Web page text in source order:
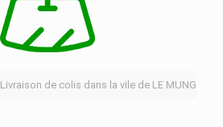
Livraison de colis dans la vile de LE MUNG